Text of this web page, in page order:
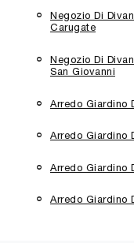
Negozio Di
Carugate
Negozio Di
San Giovanni
Arredo Giardino
Arredo Giardino
Arredo Giardino
Arredo Giardino